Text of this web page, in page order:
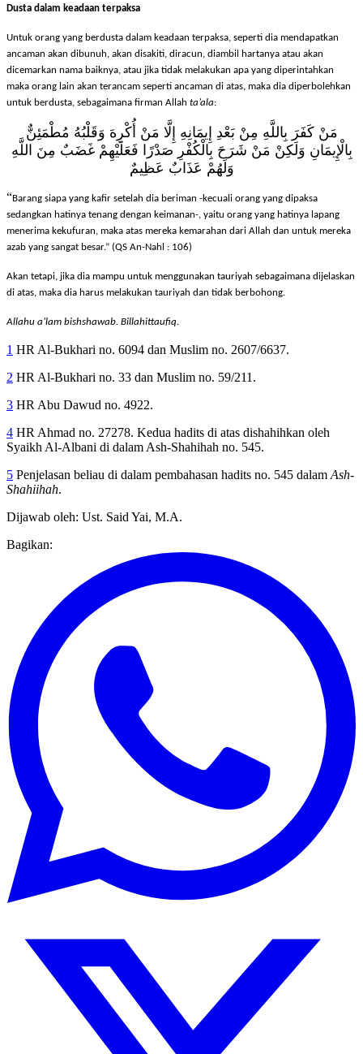
Untuk orang yang berdusta dalam keadaan terpaksa, seperti dia mendapatkan
ancaman akan dibunuh, akan disakiti, diracun, diambil hartanya atau akan
dicemarkan nama baiknya, atau jika tidak melakukan apa yang diperintahkan
maka orang lain akan terancam seperti ancaman di atas, maka dia diperbolehkan
untuk berdusta, sebagaimana firman Allah
مَنْ كَفَرَ بِاللَّهِ مِنْ بَعْدِ إِيمَانِهِ إِلَّا مَنْ أُكْرِهَ وَقَلْبُهُ مُطْمَئِنٌّ
بِالْإِيمَانِ
وَلَكِنْ مَنْ شَرَحَ بِالْكُفْرِ صَدْرًا فَعَلَيْهِمْ مِنَ
وَلَهُمْ
عَظِيمٌ
“Barang siapa yang kafir setelah dia beriman -kecuali orang yang dipaksa
sedangkan hatinya tenang dengan keimanan-, yaitu orang yang hatinya lapang
menerima kekufuran, maka atas mereka kemarahan dari Allah dan untuk mereka
Akan tetapi, jika dia mampu untuk menggunakan tauriyah sebagaimana dijelaskan
4HR Ahmad no. 27278. Kedua hadits di atas dishahihkan oleh
5Penjelasan beliau di dalam pembahasan hadits no. 545 dalam